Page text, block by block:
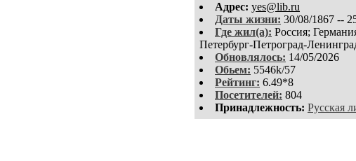
Aдpeс: yes@lib.ru
Даты жизни: 30/08/1867 --
Где жил(а): Россия;
Петербург-Петроград-
Обновлялось: 14/05/2026
Обьем: 5546k/57
Рейтинг: 6.49*8
Посетителей: 804
Принадлежность: Русская